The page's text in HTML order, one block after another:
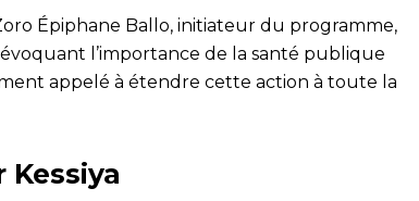
Épiphane Ballo, initiateur du programme,
l’importance de la santé publique
appelé à étendre cette action à toute la